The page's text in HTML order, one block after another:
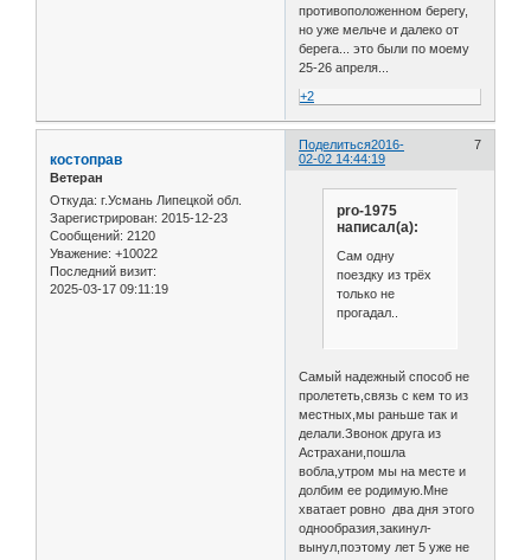
противоположенном берегу,
но уже мельче и далеко от
берега... это были по моему
25-26 апреля...
+2
Поделиться 7
2016-
02-02 14:44:19
костоправ
Ветеран
Откуда: г.Усмань Липецкой обл.
Зарегистрирован: 2015-12-23
Сообщений: 2120
Уважение: +10022
Последний визит:
2025-03-17 09:11:19
pro-1975
написал(а):
Сам одну
поездку из трёх
только не
прогадал..
Самый надежный способ не
пролететь,связь с кем то из
местных,мы раньше так и
делали.Звонок друга из
Астрахани,пошла
вобла,утром мы на месте и
долбим ее родимую.Мне
хватает ровно два дня этого
однообразия,закинул-
вынул,поэтому лет 5 уже не